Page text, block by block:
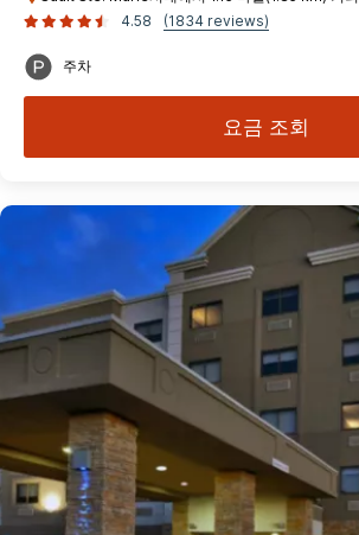
4.58
(1834 reviews)
주차
요금 조회